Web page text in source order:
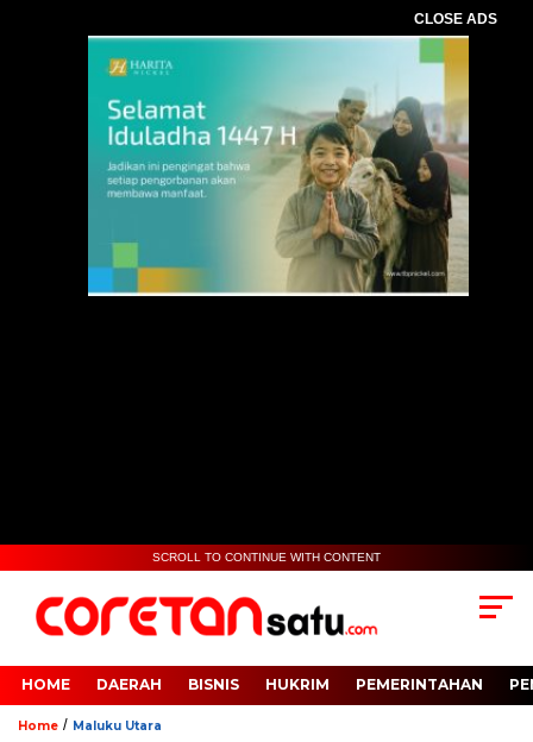
CLOSE ADS
SCROLL TO CONTINUE WITH CONTENT
HOME DAERAH BISNIS HUKRIM PEMERINTAHAN
Home / Maluku Utara